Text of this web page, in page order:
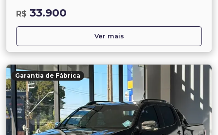
R$ 33.900
Ver mais
Garantia de Fábrica